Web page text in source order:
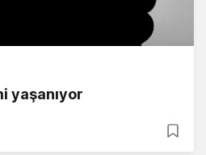
yaşanıyor